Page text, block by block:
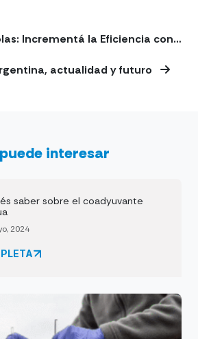
Incrementá la Eficiencia con…
actualidad y futuro
interesar
saber sobre el coadyuvante
2024